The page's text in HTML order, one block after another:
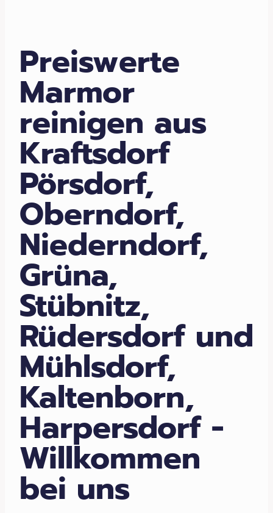
Preiswerte
Marmor
reinigen aus
Kraftsdorf
Pörsdorf,
Oberndorf,
Niederndorf,
Grüna,
Stübnitz,
Rüdersdorf und
Mühlsdorf,
Kaltenborn,
Harpersdorf -
Willkommen
bei uns